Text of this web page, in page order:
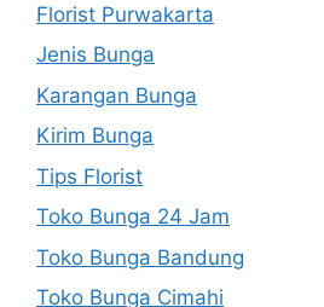
Florist Purwakarta
Jenis Bunga
Karangan Bunga
Kirim Bunga
Tips Florist
Toko Bunga 24 Jam
Toko Bunga Bandung
Toko Bunga Cimahi